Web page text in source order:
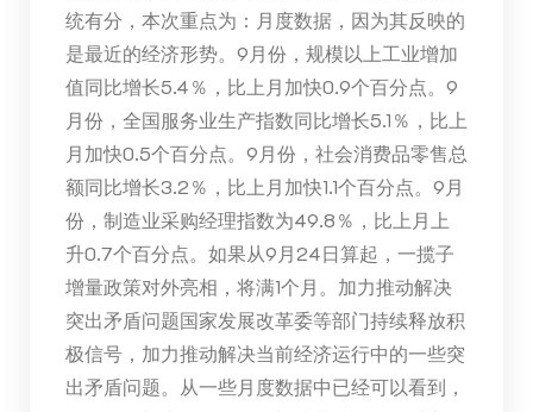
统有分，本次重点为：月度数据，因为其反映的
是最近的经济形势。9月份，规模以上工业增加
值同比增长5.4％，比上月加快0.9个百分点。9
月份，全国服务业生产指数同比增长5.1％，比上
月加快0.5个百分点。9月份，社会消费品零售总
额同比增长3.2％，比上月加快1.1个百分点。9月
份，制造业采购经理指数为49.8％，比上月上
升0.7个百分点。如果从9月24日算起，一揽子
增量政策对外亮相，将满1个月。加力推动解决
突出矛盾问题国家发展改革委等部门持续释放积
极信号，加力推动解决当前经济运行中的一些突
出矛盾问题。从一些月度数据中已经可以看到，